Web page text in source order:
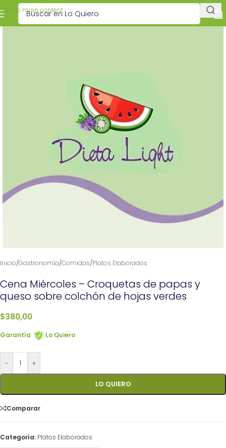
Skip to main content
Inicio/Gastronomía/Comidas/Platos Elaborados
Cena Miércoles – Croquetas de papas y
queso sobre colchón de hojas verdes
$380,00
Garantía Lo Quiero
- +
LO QUIERO
Comparar
Categoría: Platos Elaborados